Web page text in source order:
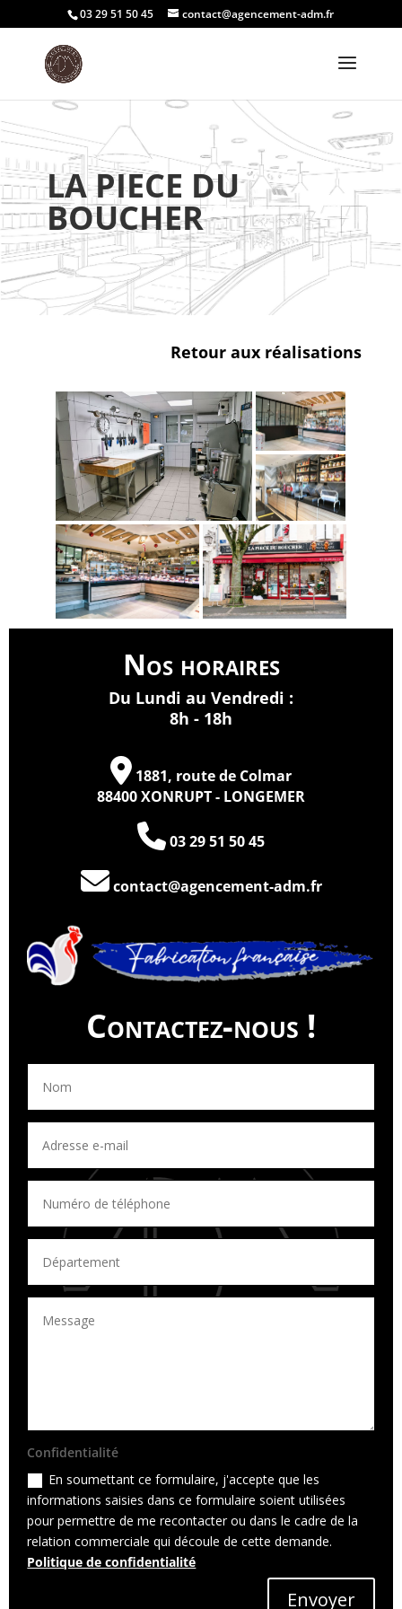
03 29 51 50 45 contact@agencement-adm.fr
LA PIECE DU
BOUCHER
Retour aux réalisations
Nos horaires
Du Lundi au Vendredi :
8h - 18h
1881, route de Colmar
88400 XONRUPT - LONGEMER
03 29 51 50 45
contact@agencement-adm.fr
Contactez-nous !
Confidentialité
En soumettant ce formulaire, j'accepte que les
informations saisies dans ce formulaire soient utilisées
pour permettre de me recontacter ou dans le cadre de la
relation commerciale qui découle de cette demande.
Politique de confidentialité
Envoyer